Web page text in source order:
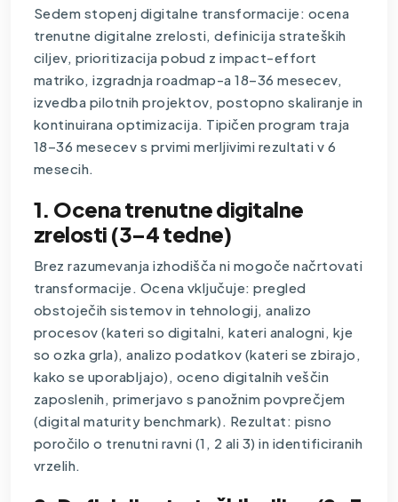
Sedem stopenj digitalne transformacije: ocena
trenutne digitalne zrelosti, definicija strateških
ciljev, prioritizacija pobud z impact-effort
matriko, izgradnja roadmap-a 18–36 mesecev,
izvedba pilotnih projektov, postopno skaliranje in
kontinuirana optimizacija. Tipičen program traja
18–36 mesecev s prvimi merljivimi rezultati v 6
mesecih.
1. Ocena trenutne digitalne
zrelosti (3–4 tedne)
Brez razumevanja izhodišča ni mogoče načrtovati
transformacije. Ocena vključuje: pregled
obstoječih sistemov in tehnologij, analizo
procesov (kateri so digitalni, kateri analogni, kje
so ozka grla), analizo podatkov (kateri se zbirajo,
kako se uporabljajo), oceno digitalnih veščin
zaposlenih, primerjavo s panožnim povprečjem
(digital maturity benchmark). Rezultat: pisno
poročilo o trenutni ravni (1, 2 ali 3) in identificiranih
vrzelih.